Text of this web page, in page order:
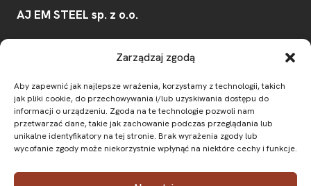
Zarządzaj zgodą
Aby zapewnić jak najlepsze wrażenia, korzystamy z technologii, takich
jak pliki cookie, do przechowywania i/lub uzyskiwania dostępu do
informacji o urządzeniu. Zgoda na te technologie pozwoli nam
przetwarzać dane, takie jak zachowanie podczas przeglądania lub
unikalne identyfikatory na tej stronie. Brak wyrażenia zgody lub
wycofanie zgody może niekorzystnie wpłynąć na niektóre cechy i funkcje.
AJ EM STEEL sp. z o.o.
e-mail:biuro@ajemsteel.pl
NIP:7831850325